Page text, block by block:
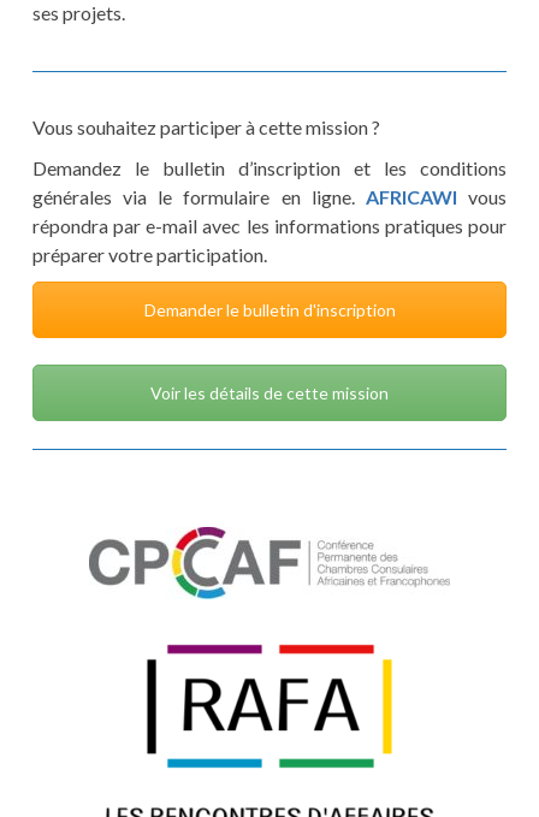
ses projets.
Vous souhaitez participer à cette mission ?
Demandez le bulletin d’inscription et les conditions
générales via le formulaire en ligne. AFRICAWI vous
répondra par e-mail avec les informations pratiques pour
préparer votre participation.
Demander le bulletin d'inscription
Voir les détails de cette mission